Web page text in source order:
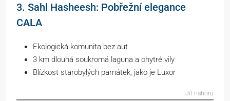
3. Sahl Hasheesh: Pobřežní elegance
CALA
Ekologická komunita bez aut
3 km dlouhá soukromá laguna a chytré vily
Blízkost starobylých památek, jako je Luxor
Jít nahoru